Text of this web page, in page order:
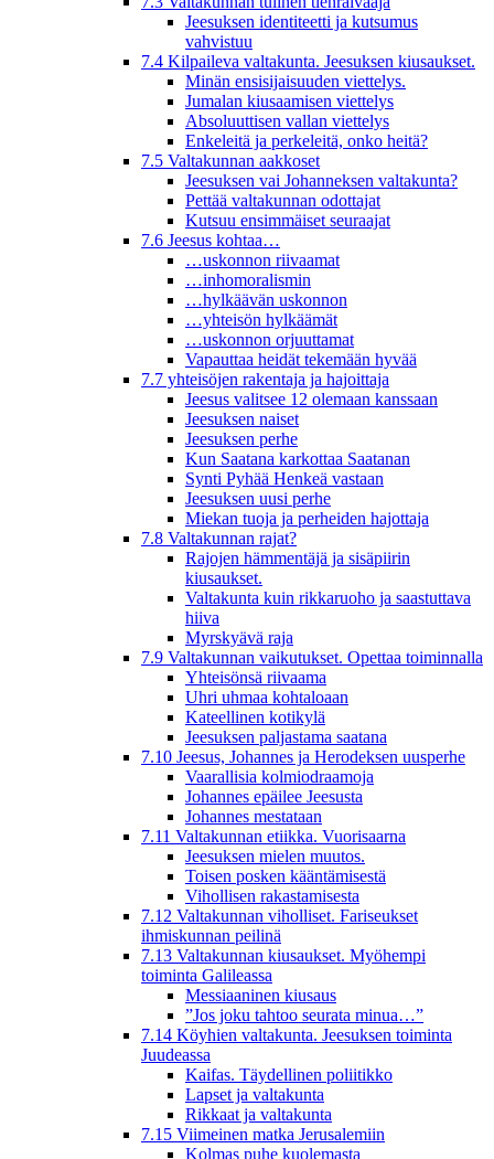
Jeesuksen identiteetti ja kutsumus
vahvistuu
7.4 Kilpaileva valtakunta. Jeesuksen kiusaukset.
Minän ensisijaisuuden viettelys.
Jumalan kiusaamisen viettelys
Absoluuttisen vallan viettelys
Enkeleitä ja perkeleitä, onko heitä?
7.5 Valtakunnan aakkoset
Jeesuksen vai Johanneksen valtakunta?
Pettää valtakunnan odottajat
Kutsuu ensimmäiset seuraajat
7.6 Jeesus kohtaa…
…uskonnon riivaamat
…inhomoralismin
…hylkäävän uskonnon
…yhteisön hylkäämät
…uskonnon orjuuttamat
Vapauttaa heidät tekemään hyvää
7.7 yhteisöjen rakentaja ja hajoittaja
Jeesus valitsee 12 olemaan kanssaan
Jeesuksen naiset
Jeesuksen perhe
Kun Saatana karkottaa Saatanan
Synti Pyhää Henkeä vastaan
Jeesuksen uusi perhe
Miekan tuoja ja perheiden hajottaja
7.8 Valtakunnan rajat?
Rajojen hämmentäjä ja sisäpiirin
kiusaukset.
Valtakunta kuin rikkaruoho ja saastuttava
hiiva
Myrskyävä raja
7.9 Valtakunnan vaikutukset. Opettaa toiminnalla
Yhteisönsä riivaama
Uhri uhmaa kohtaloaan
Kateellinen kotikylä
Jeesuksen paljastama saatana
7.10 Jeesus, Johannes ja Herodeksen uusperhe
Vaarallisia kolmiodraamoja
Johannes epäilee Jeesusta
Johannes mestataan
7.11 Valtakunnan etiikka. Vuorisaarna
Jeesuksen mielen muutos.
Toisen posken kääntämisestä
Vihollisen rakastamisesta
7.12 Valtakunnan viholliset. Fariseukset
ihmiskunnan peilinä
7.13 Valtakunnan kiusaukset. Myöhempi
toiminta Galileassa
Messiaaninen kiusaus
”Jos joku tahtoo seurata minua…”
7.14 Köyhien valtakunta. Jeesuksen toiminta
Juudeassa
Kaifas. Täydellinen poliitikko
Lapset ja valtakunta
Rikkaat ja valtakunta
7.15 Viimeinen matka Jerusalemiin
Kolmas puhe kuolemasta